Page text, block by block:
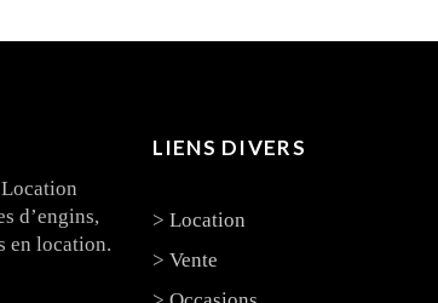
d’engins,
en location.
LIENS DIVERS
> Location
> Vente